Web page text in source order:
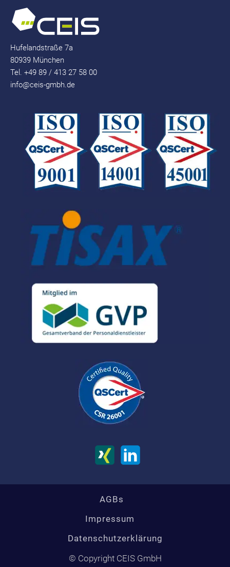
Hufelandstraße 7a
80939 München
Tel. +49 89 / 413 27 58 00
info@ceis-gmbh.de
AGBs
Impressum
Datenschutzerklärung
© Copyright CEIS GmbH